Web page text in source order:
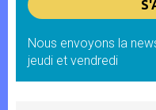
Nous envoyons la
jeudi et vendredi